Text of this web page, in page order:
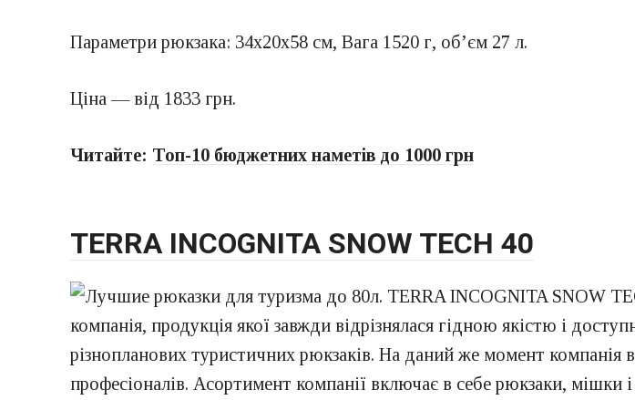
Параметри рюкзака: 34x20x58 см, Вага 1520 г, об’єм 27 л.
Ціна — від 1833 грн.
Читайте: Топ-10 бюджетних наметів до 1000 грн
TERRA INCOGNITA SNOW TECH 40
компанія, продукція якої завжди відрізнялася гідною якістю і
різнопланових туристичних рюкзаків. На даний же момент компанія
професіоналів. Асортимент компанії включає в себе рюкзаки, мішки